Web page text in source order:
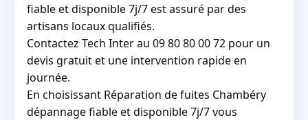
fiable et disponible 7j/7 est assuré par des
artisans locaux qualifiés.
Contactez Tech Inter au 09 80 80 00 72 pour un
devis gratuit et une intervention rapide en
journée.
En choisissant Réparation de fuites Chambéry
dépannage fiable et disponible 7j/7 vous